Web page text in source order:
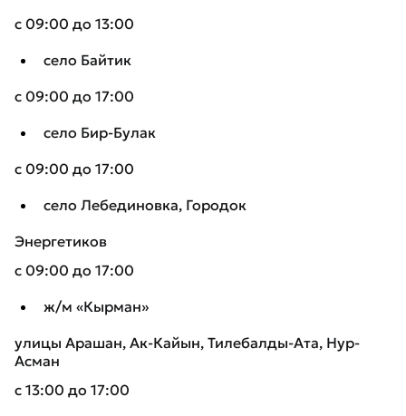
с 09:00 до 13:00
село Байтик
с 09:00 до 17:00
село Бир-Булак
с 09:00 до 17:00
село Лебединовка, Городок
Энергетиков
с 09:00 до 17:00
ж/м «Кырман»
улицы Арашан, Ак-Кайын, Тилебалды-Ата, Нур-
Асман
с 13:00 до 17:00